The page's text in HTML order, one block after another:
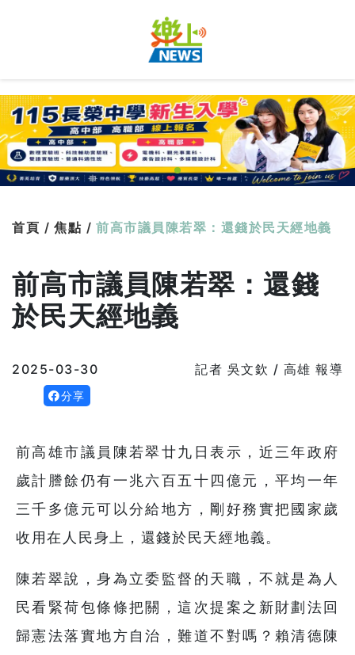
首頁 / 焦點 / 前高市議員陳若翠：還錢於民天經地義
前高市議員陳若翠：還錢
於民天經地義
2025-03-30 記者 吳文欽 / 高雄 報導
分享
前高雄市議員陳若翠廿九日表示，近三年政府
歲計謄餘仍有一兆六百五十四億元，平均一年
三千多億元可以分給地方，剛好務實把國家歲
收用在人民身上，還錢於民天經地義。
陳若翠說，身為立委監督的天職，不就是為人
民看緊荷包條條把關，這次提案之新財劃法回
歸憲法落實地方自治，難道不對嗎？賴清德陳